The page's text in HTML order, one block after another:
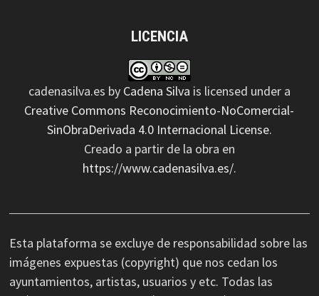
LICENCIA
cadenasilva.es by Cadena Silva is licensed under a
Creative Commons Reconocimiento-NoComercial-
SinObraDerivada 4.0 Internacional License.
Creado a partir de la obra en
https://www.cadenasilva.es/.
Esta plataforma se excluye de responsabilidad sobre las
imágenes expuestas (copyright) que nos cedan los
ayuntamientos, artistas, usuarios y etc. Todas las